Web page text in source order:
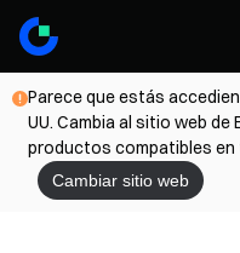
Parece que estás
UU. Cambia al sitio web de
productos compatibles en
Cambiar sitio web